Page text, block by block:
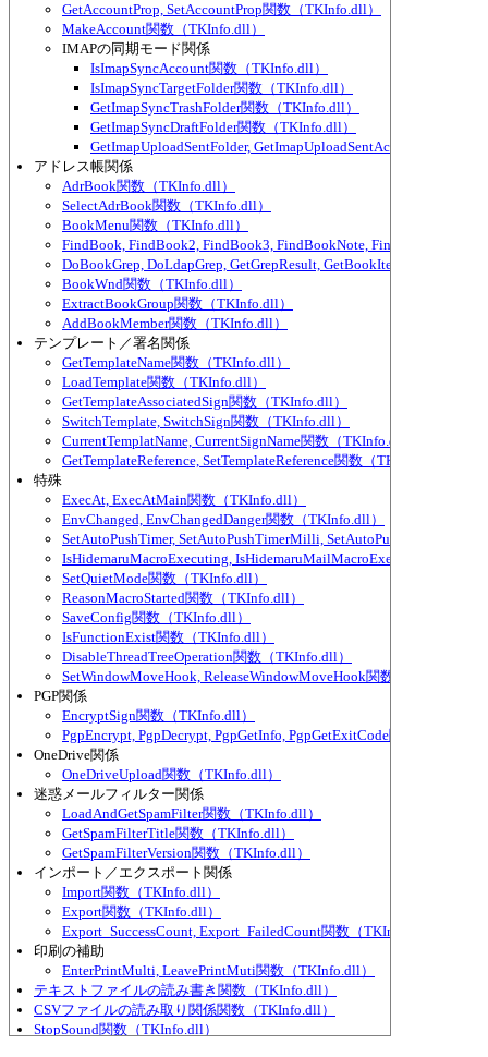
GetAccountProp, SetAccountProp関数（TKInfo.dll）
MakeAccount関数（TKInfo.dll）
IMAPの同期モード関係
IsImapSyncAccount関数（TKInfo.dll）
IsImapSyncTargetFolder関数（TKInfo.dll）
GetImapSyncTrashFolder関数（TKInfo.dll）
GetImapSyncDraftFolder関数（TKInfo.dll）
GetImapUploadSentFolder, GetImapUploadSentAccount関数（
アドレス帳関係
AdrBook関数（TKInfo.dll）
SelectAdrBook関数（TKInfo.dll）
BookMenu関数（TKInfo.dll）
FindBook, FindBook2, FindBook3, FindBookNote, FindBookNote2
DoBookGrep, DoLdapGrep, GetGrepResult, GetBookItemPart関数（
BookWnd関数（TKInfo.dll）
ExtractBookGroup関数（TKInfo.dll）
AddBookMember関数（TKInfo.dll）
テンプレート／署名関係
GetTemplateName関数（TKInfo.dll）
LoadTemplate関数（TKInfo.dll）
GetTemplateAssociatedSign関数（TKInfo.dll）
SwitchTemplate, SwitchSign関数（TKInfo.dll）
CurrentTemplatName, CurrentSignName関数（TKInfo.dll）
GetTemplateReference, SetTemplateReference関数（TKInfo.dll）
特殊
ExecAt, ExecAtMain関数（TKInfo.dll）
EnvChanged, EnvChangedDanger関数（TKInfo.dll）
SetAutoPushTimer, SetAutoPushTimerMilli, SetAutoPushTimerEver,
IsHidemaruMacroExecuting, IsHidemaruMailMacroExecuting関数（
SetQuietMode関数（TKInfo.dll）
ReasonMacroStarted関数（TKInfo.dll）
SaveConfig関数（TKInfo.dll）
IsFunctionExist関数（TKInfo.dll）
DisableThreadTreeOperation関数（TKInfo.dll）
SetWindowMoveHook, ReleaseWindowMoveHook関数（TKInfo.dll）
PGP関係
EncryptSign関数（TKInfo.dll）
PgpEncrypt, PgpDecrypt, PgpGetInfo, PgpGetExitCode関数（
OneDrive関係
OneDriveUpload関数（TKInfo.dll）
迷惑メールフィルター関係
LoadAndGetSpamFilter関数（TKInfo.dll）
GetSpamFilterTitle関数（TKInfo.dll）
GetSpamFilterVersion関数（TKInfo.dll）
インポート／エクスポート関係
Import関数（TKInfo.dll）
Export関数（TKInfo.dll）
Export_SuccessCount, Export_FailedCount関数（TKInfo.dll）
印刷の補助
EnterPrintMulti, LeavePrintMuti関数（TKInfo.dll）
テキストファイルの読み書き関数（TKInfo.dll）
CSVファイルの読み取り関係関数（TKInfo.dll）
StopSound関数（TKInfo.dll）